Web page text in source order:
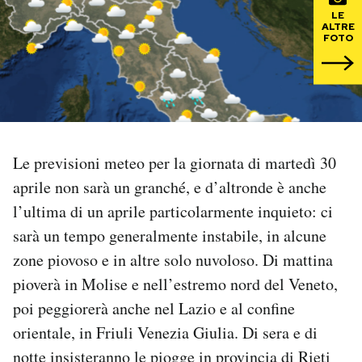
PODCAST
NEWSLETTER
SHOP
CALENDARIO
Area Personale
Newsletter
LE
ALTRE
FOTO
Le previsioni meteo per la giornata di martedì 30
aprile non sarà un granché, e d’altronde è anche
l’ultima di un aprile particolarmente inquieto: ci
sarà un tempo generalmente instabile, in alcune
zone piovoso e in altre solo nuvoloso. Di mattina
pioverà in Molise e nell’estremo nord del Veneto,
poi peggiorerà anche nel Lazio e al confine
orientale, in Friuli Venezia Giulia. Di sera e di
notte insisteranno le piogge in provincia di Rieti